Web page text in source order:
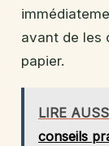
avant de les
papier.
LIRE
conseils